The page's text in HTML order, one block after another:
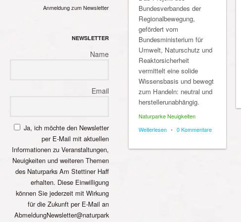
Anmeldung zum Newsletter
NEWSLETTER
Name
Email
Ja, ich möchte den Newsletter
per E-Mail mit aktuellen
Informationen zu Veranstaltungen,
Neuigkeiten und weiteren Themen
des Naturparks Am Stettiner Haff
erhalten. Diese Einwilligung
können Sie jederzeit mit Wirkung
für die Zukunft per E-Mail an
AbmeldungNewsletter@naturpark
Bundesverbandes der
Regionalbewegung,
gefördert vom
Bundesministerium für
Umwelt, Naturschutz und
Reaktorsicherheit
vermittelt eine solide
Wissensbasis und bewegt
zum Handeln: neutral und
herstellerunabhängig.
Naturparke Neuigkeiten
Weiterlesen • 0 Kommentare